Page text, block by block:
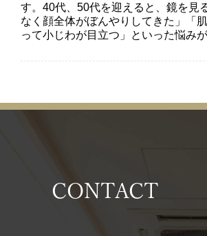
す。40代、50代を迎えると、鏡を見
なく顔全体がぼんやりしてきた」「
って小じわが目立つ」といった悩み
CONTACT